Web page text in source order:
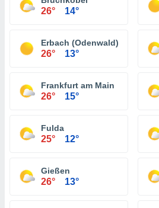
26° 14°
Erbach (Odenwald)
26° 13°
Frankfurt am Main
26° 15°
Fulda
25° 12°
Gießen
26° 13°